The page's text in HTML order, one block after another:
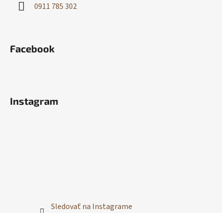
0911 785 302
Facebook
Instagram
Sledovať na Instagrame